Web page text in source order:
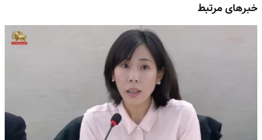
خبرهای مرتبط